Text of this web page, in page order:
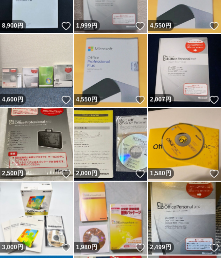
8,900円 いいね！
1,999円 いいね！
4,550円
4,600円 いいね！
4,550円 いいね！
2,007円
2,500円 いいね！
2,000円 いいね！
1,580円
3,000円 いいね！
1,980円 いいね！
2,499円